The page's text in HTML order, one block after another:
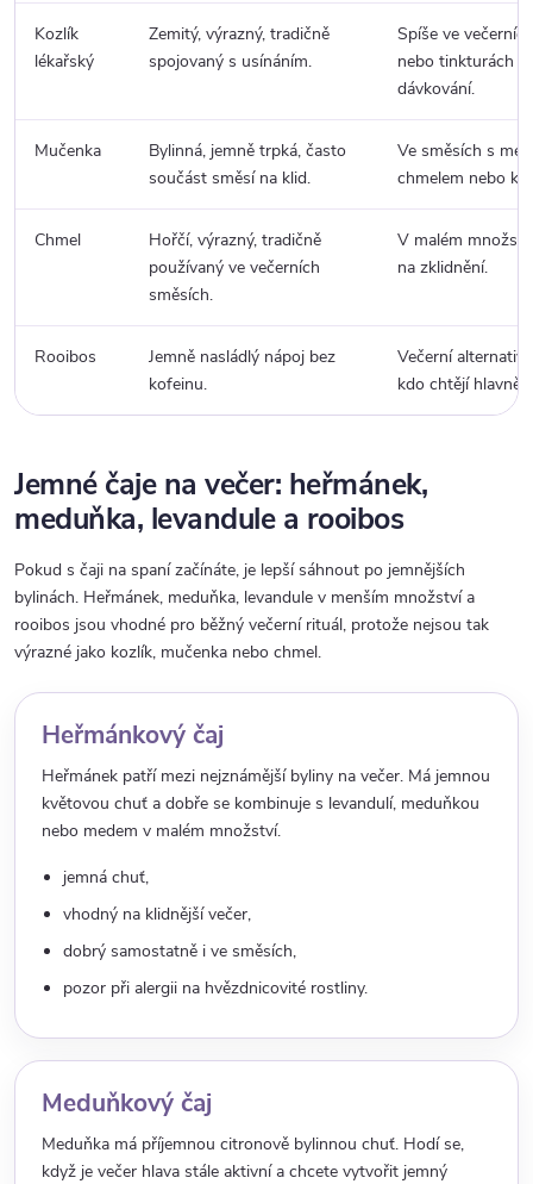
Kozlík
lékařský
Zemitý, výrazný, tradičně
spojovaný s usínáním.
Spíše ve
nebo tinkturách
dávkování.
Mučenka
Bylinná, jemně trpká, často
součást směsí na klid.
Ve směsích s
chmelem nebo
Chmel
Hořčí, výrazný, tradičně
používaný ve večerních
směsích.
V malém
na zklidnění.
Rooibos
Jemně nasládlý nápoj bez
kofeinu.
Večerní
kdo chtějí hlavně
Jemné čaje na večer: heřmánek,
meduňka, levandule a rooibos
Pokud s čaji na spaní začínáte, je lepší sáhnout po jemnějších
bylinách. Heřmánek, meduňka, levandule v menším množství a
rooibos jsou vhodné pro běžný večerní rituál, protože nejsou tak
výrazné jako kozlík, mučenka nebo chmel.
Heřmánkový čaj
Heřmánek patří mezi nejznámější byliny na večer. Má jemnou
květovou chuť a dobře se kombinuje s levandulí, meduňkou
nebo medem v malém množství.
jemná chuť,
vhodný na klidnější večer,
dobrý samostatně i ve směsích,
pozor při alergii na hvězdnicovité rostliny.
Meduňkový čaj
Meduňka má příjemnou citronově bylinnou chuť. Hodí se,
když je večer hlava stále aktivní a chcete vytvořit jemný